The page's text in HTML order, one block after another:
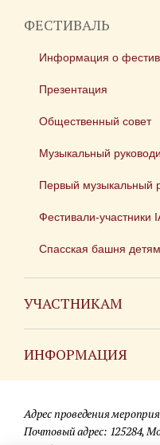
ФЕСТИВАЛЬ
Информация о
Презентация
Общественный совет
Музыкальный
Первый музыкальный
Фестивали-участники
Спасская башня детям
УЧАСТНИКАМ
ИНФОРМАЦИЯ
Для СМИ
Адрес проведения
Почтовый адрес: 125284,